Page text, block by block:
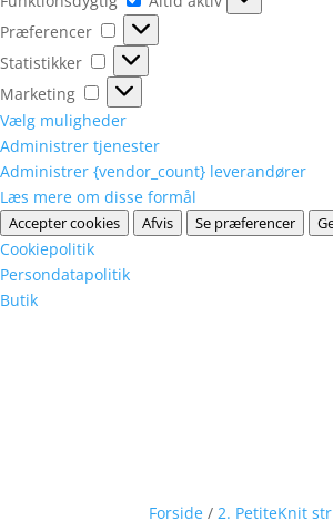
Præferencer
Præferencer
Statistikker
Statistikker
Marketing
Marketing
Vælg muligheder
Administrer tjenester
Administrer {vendor_count} leverandører
Læs mere om disse formål
Accepter cookies Afvis Se præferencer
Cookiepolitik
Persondatapolitik
Butik
Forside /2. PetiteKnit